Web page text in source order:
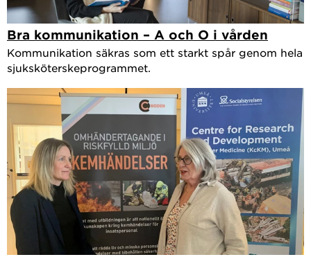
Bra kommunikation – A och O i vården
Kommunikation säkras som ett starkt spår genom hela
sjuksköterskeprogrammet.